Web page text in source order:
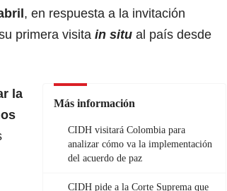
, en respuesta a la invitación
primera visita in situ al país desde
Más información
CIDH visitará Colombia para
analizar cómo va la implementación
del acuerdo de paz
CIDH pide a la Corte Suprema que
la